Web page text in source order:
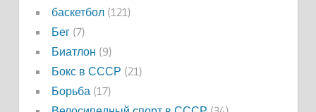
баскетбол(121)
Бег(7)
Биатлон (9)
Бокс в СССР (21)
Борьба (17)